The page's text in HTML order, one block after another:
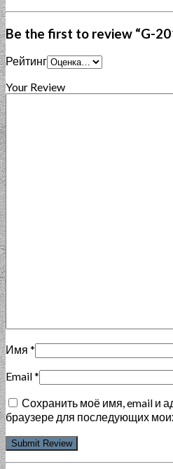
Be the first to review “G-
Рейтинг
Your Review
Имя *
Email*
Сохранить моё имя, email и
браузере для последующих